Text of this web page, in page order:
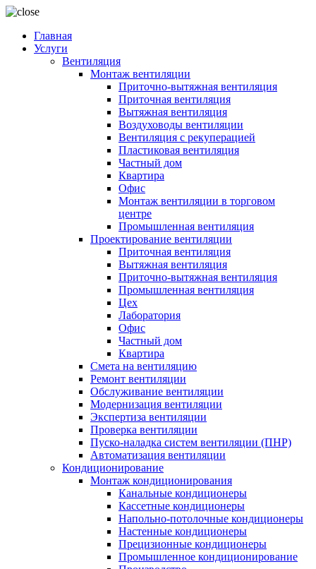
Главная
Услуги
Вентиляция
Монтаж вентиляции
Приточно-вытяжная вентиляция
Приточная вентиляция
Вытяжная вентиляция
Воздуховоды вентиляции
Вентиляция с рекуперацией
Пластиковая вентиляция
Частный дом
Квартира
Офис
Монтаж вентиляции в торговом
центре
Промышленная вентиляция
Проектирование вентиляции
Приточная вентиляция
Вытяжная вентиляция
Приточно-вытяжная вентиляция
Промышленная вентиляция
Цех
Лаборатория
Офис
Частный дом
Квартира
Смета на вентиляцию
Ремонт вентиляции
Обслуживание вентиляции
Модернизация вентиляции
Экспертиза вентиляции
Проверка вентиляции
Пуско-наладка систем вентиляции (ПНР)
Автоматизация вентиляции
Кондиционирование
Монтаж кондиционирования
Канальные кондиционеры
Кассетные кондиционеры
Напольно-потолочные кондиционеры
Настенные кондиционеры
Прецизионные кондиционеры
Промышленное кондиционирование